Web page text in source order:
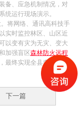
备、应急机制情况，对
统运行现场演示。
将网络、通讯高科技手
实时监控林区、山区近
以变有灾为无灾、变大
加强盲区森林防火远程
最终实现全县森林资源
下一篇